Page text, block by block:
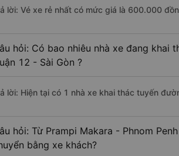
lời: Vé xe rẻ nhất có mức giá là 600.000
hỏi: Có bao nhiêu nhà xe đang khai
12 - Sài Gòn ?
lời: Hiện tại có 1 nhà xe khai thác tuyến
hỏi: Từ Prampi Makara - Phnom
bằng xe khách?